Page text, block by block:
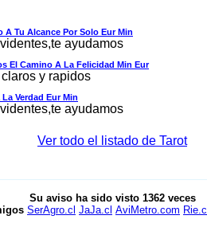
A Tu Alcance Por Solo Eur Min
ayudamos
El Camino A La Felicidad Min Eur
y rapidos
La Verdad Eur Min
ayudamos
Ver todo el listado de Tarot
Su aviso ha sido visto 1362veces
SerAgro.cl JaJa.cl AviMetro.com Rie.cl